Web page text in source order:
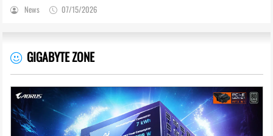
News 07/15/2026
GIGABYTE ZONE